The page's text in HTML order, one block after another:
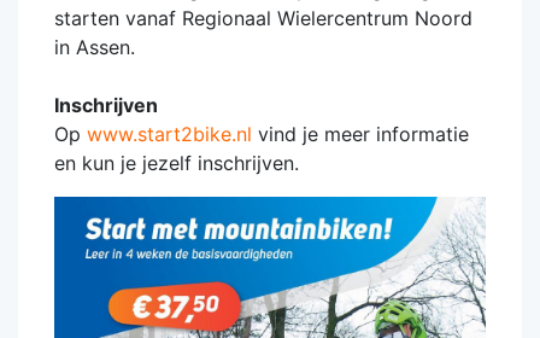
starten vanaf Regionaal Wielercentrum Noord
in Assen.
Inschrijven
Op www.start2bike.nl vind je meer informatie
en kun je jezelf inschrijven.